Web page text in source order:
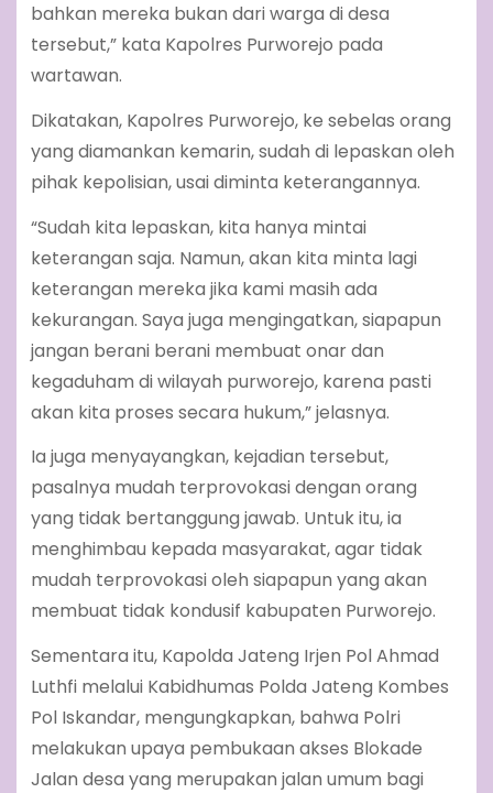
bahkan mereka bukan dari warga di desa
tersebut,” kata Kapolres Purworejo pada
wartawan.
Dikatakan, Kapolres Purworejo, ke sebelas orang
yang diamankan kemarin, sudah di lepaskan oleh
pihak kepolisian, usai diminta keterangannya.
“Sudah kita lepaskan, kita hanya mintai
keterangan saja. Namun, akan kita minta lagi
keterangan mereka jika kami masih ada
kekurangan. Saya juga mengingatkan, siapapun
jangan berani berani membuat onar dan
kegaduham di wilayah purworejo, karena pasti
akan kita proses secara hukum,” jelasnya.
Ia juga menyayangkan, kejadian tersebut,
pasalnya mudah terprovokasi dengan orang
yang tidak bertanggung jawab. Untuk itu, ia
menghimbau kepada masyarakat, agar tidak
mudah terprovokasi oleh siapapun yang akan
membuat tidak kondusif kabupaten Purworejo.
Sementara itu, Kapolda Jateng Irjen Pol Ahmad
Luthfi melalui Kabidhumas Polda Jateng Kombes
Pol Iskandar, mengungkapkan, bahwa Polri
melakukan upaya pembukaan akses Blokade
Jalan desa yang merupakan jalan umum bagi